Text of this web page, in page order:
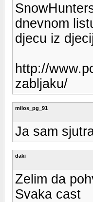
dnevnom
djecu iz
http://
zabljaku/
milos_pg_91
Ja sam
daki
Zelim da
Svaka cast